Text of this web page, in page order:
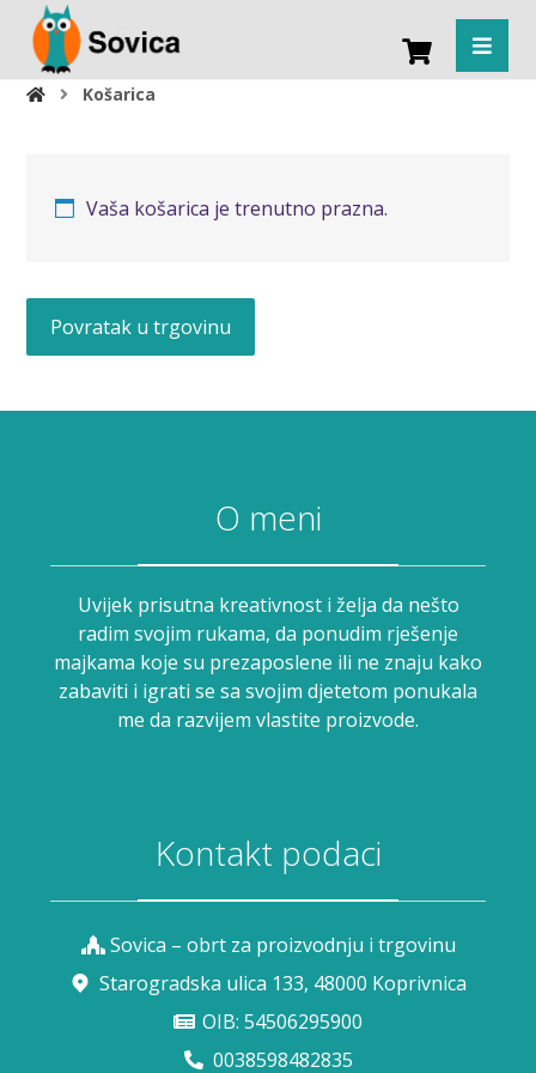
Košarica
Vaša košarica je trenutno prazna.
Povratak u trgovinu
O meni
Uvijek prisutna kreativnost i želja da nešto
radim svojim rukama, da ponudim rješenje
majkama koje su prezaposlene ili ne znaju kako
zabaviti i igrati se sa svojim djetetom ponukala
me da razvijem vlastite proizvode.
Kontakt podaci
Sovica – obrt za proizvodnju i trgovinu
Starogradska ulica 133, 48000 Koprivnica
OIB: 54506295900
0038598482835